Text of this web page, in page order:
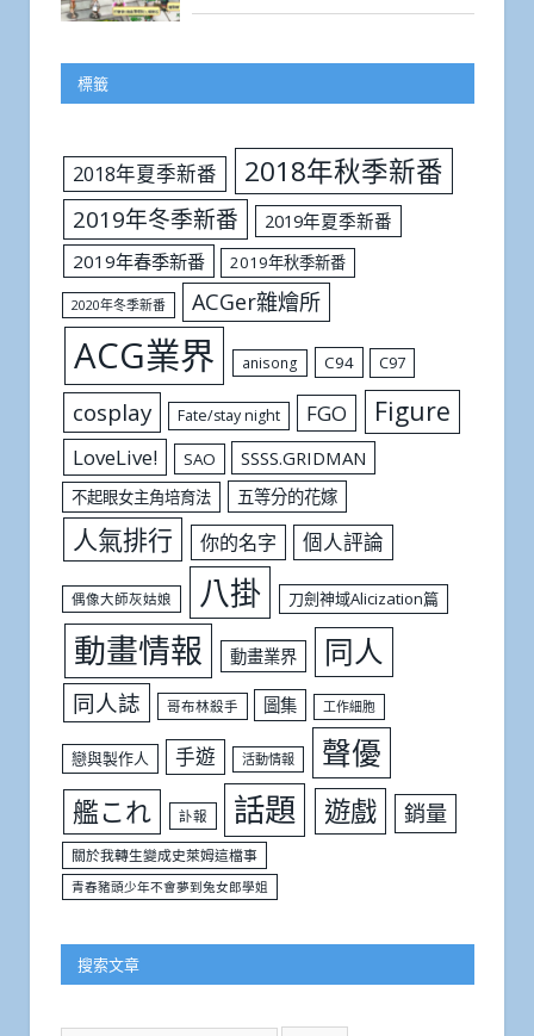
標籤
2018年夏季新番 2018年秋季新番
2019年冬季新番
2019年夏季新番
2019年春季新番
2019年秋季新番
2020年冬季新番 ACGer雜燴所
ACG業界 anisong C94 C97
cosplay Fate/stay night FGO Figure
LoveLive! SAO SSSS.GRIDMAN
不起眼女主角培育法 五等分的花嫁
人氣排行 你的名字 個人評論
偶像大師灰姑娘 八掛 刀劍神域Alicization篇
動畫情報 動畫業界 同人
同人誌 哥布林殺手 圖集 工作細胞
戀與製作人 手遊 活動情報 聲優
艦これ 訃報 話題 遊戲 銷量
關於我轉生變成史萊姆這檔事
青春豬頭少年不會夢到兔女郎學姐
搜索文章